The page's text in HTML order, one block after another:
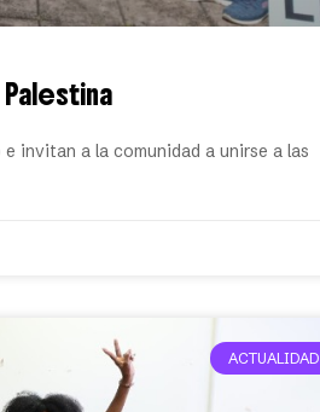
invitan a la comunidad a unirse a las
ACTUALIDAD